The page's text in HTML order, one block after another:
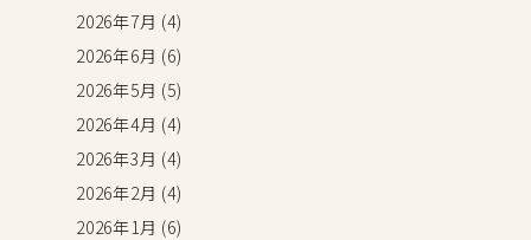
2026年7月 (4)
2026年6月 (6)
2026年5月 (5)
2026年4月 (4)
2026年3月 (4)
2026年2月 (4)
2026年1月 (6)